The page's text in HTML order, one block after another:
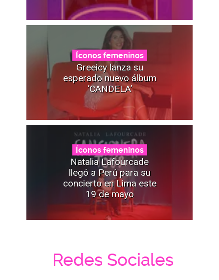
Íconos femeninos
Greeicy lanza su
esperado nuevo álbum
‘CANDELA’
Íconos femeninos
Natalia Lafourcade
llegó a Perú para su
concierto en Lima este
19 de mayo
Redes Sociales